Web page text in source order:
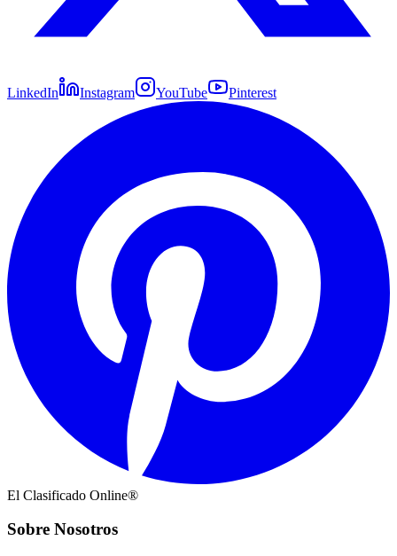
LinkedIn Instagram YouTube Pinterest
El Clasificado Online®
Sobre Nosotros